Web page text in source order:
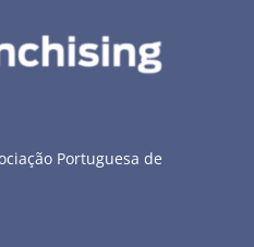
Portuguesa de